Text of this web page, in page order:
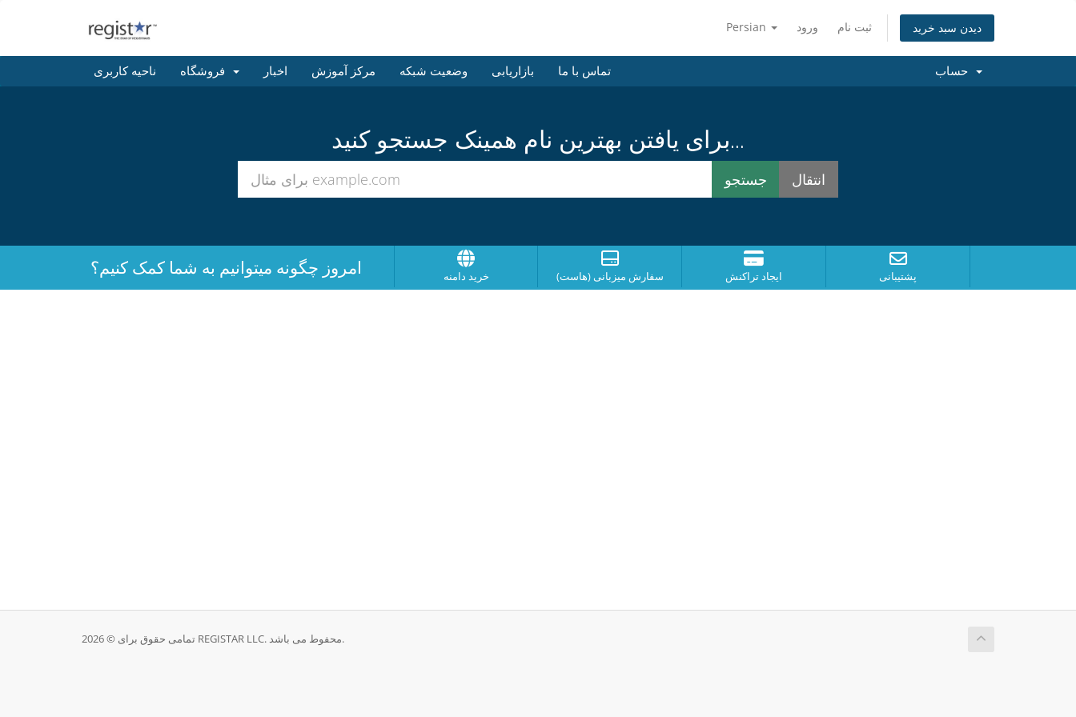
Persian ورود ثبت نام دیدن سبد خرید
ناحیه کاربری اخبار مرکز آموزش وضعیت شبکه بازاریابی تماس با ما
برای یافتن بهترین نام همینک جستجو کنید...
امروز چگونه میتوانیم به شما کمک کنیم؟ خرید دامنه سفارش میزبانی (هاست) ایجاد تراکنش پشتیبانی
تمامی حقوق برای © 2026 REGISTAR LLC. محفوط می باشد.